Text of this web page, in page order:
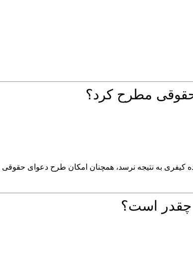
مطرح کرد؟
کیفری به نتیجه نرسد، همچنان امکان طرح دعوای
چقدر است؟